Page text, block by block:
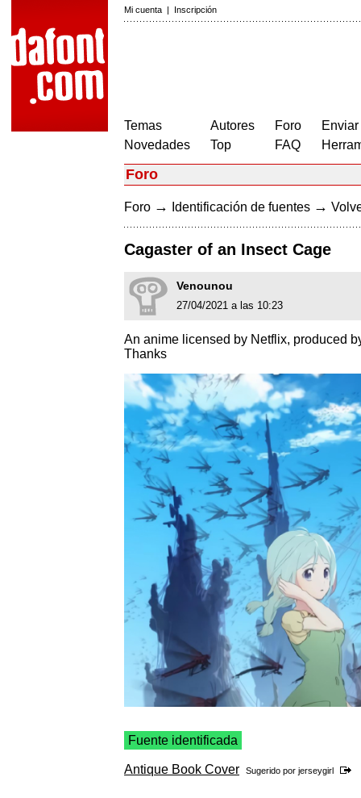
Mi cuenta | Inscripción
Temas
Novedades
Autores
Top
Foro
FAQ
Foro
Foro → Identificación de fuentes →
Cagaster of an Insect Cage
Venounou
27/04/2021 a las 10:23
An anime licensed by Netflix, produced
Thanks
Fuente identificada
Antique Book Cover Sugerido por jerseygirl